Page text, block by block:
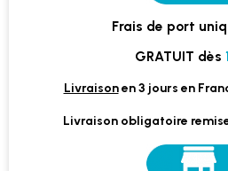
Frais de port
GRATUIT dès
Livraisonen 3 jours en
Livraison obligatoire